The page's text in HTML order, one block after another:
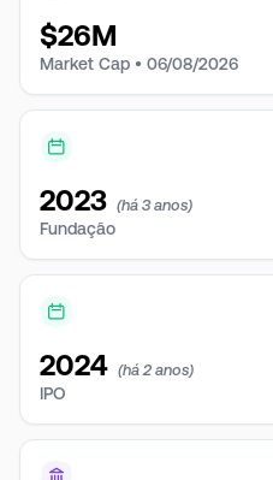
$26M
Market Cap • 06/08/2026
2023 (há 3 anos)
Fundação
2024 (há 2 anos)
IPO